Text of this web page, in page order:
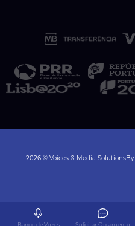
2026 © Voices & Media SolutionsBy
Banco de Vozes Solicitar Orçamento